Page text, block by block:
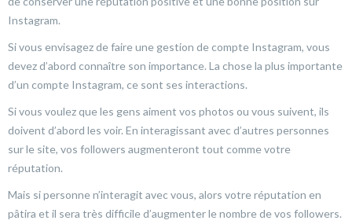
Instagram.
Si vous envisagez de faire une gestion de compte Instagram, vous
devez d’abord connaître son importance. La chose la plus importante
d’un compte Instagram, ce sont ses interactions.
Si vous voulez que les gens aiment vos photos ou vous suivent, ils
doivent d’abord les voir. En interagissant avec d’autres personnes
sur le site, vos followers augmenteront tout comme votre
réputation.
Mais si personne n’interagit avec vous, alors votre réputation en
pâtira et il sera très difficile d’augmenter le nombre de vos followers.